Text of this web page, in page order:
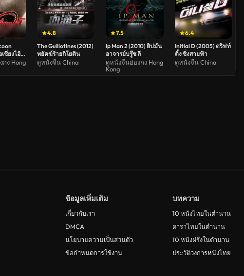
เซี่ยงไฮ้
ง Hong
4.8
The Guillotines (2012)
พยัคฆ์ร้ายกิโยติน
ดูหนังจีน China
7.5
Ip Man 2 (2010) ยิปมัน
อาจารย์บรู๊ซ ลี
ดูหนังจีนฮ่องกง Hong
Kong
6.4
Initial D (2005) ดริฟท์
ติ้ง ซิ่งสายฟ้า
ดูหนังจีน China
ข้อมูลเพิ่มเติม
เกี่ยวกับเรา
DMCA
นโยบายความเป็นส่วนตัว
ข้อกำหนดการใช้งาน
บทความ
10 หนังไทยในตำนาน
ดาราไทยในตำนาน
10 หนังฝรั่งในตำนาน
ประวัติวงการหนังไทย